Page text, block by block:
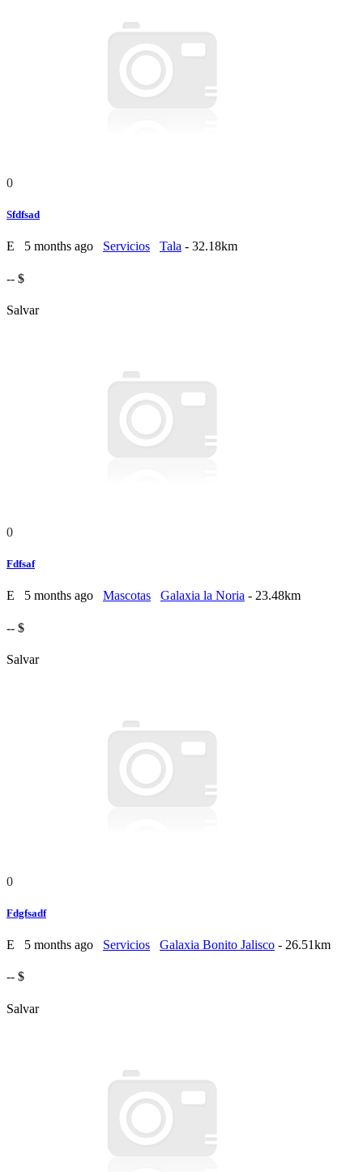
0
Sfdfsad
E 5 months ago Servicios Tala - 32.18km
-- $
Salvar
0
Fdfsaf
E 5 months ago Mascotas Galaxia la Noria - 23.48km
-- $
Salvar
0
Fdgfsadf
E 5 months ago Servicios Galaxia Bonito Jalisco - 26.51km
-- $
Salvar